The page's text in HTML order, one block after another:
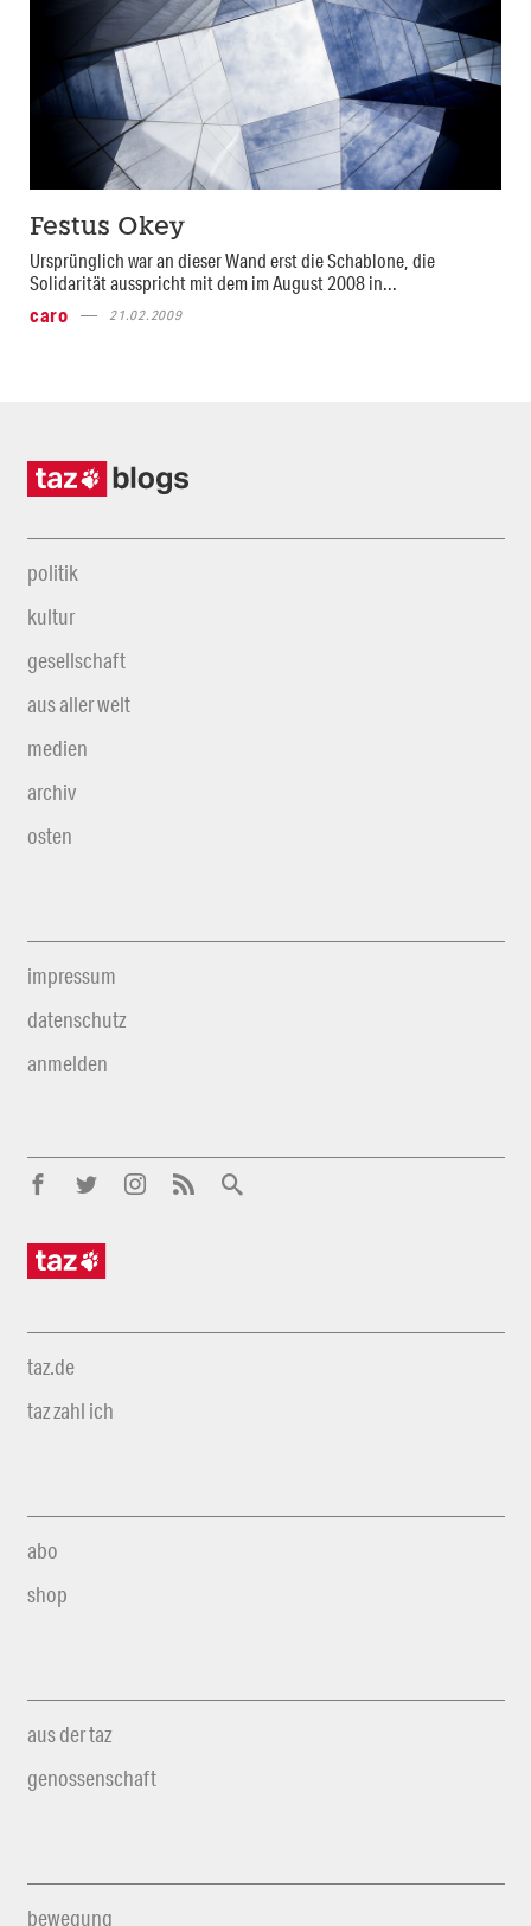
Festus Okey
Ursprünglich war an dieser Wand erst die Schablone, die
Solidarität ausspricht mit dem im August 2008 in...
caro
21.02.2009
politik
kultur
gesellschaft
aus aller welt
medien
archiv
osten
impressum
datenschutz
anmelden
taz.de
taz zahl ich
abo
shop
aus der taz
genossenschaft
bewegung